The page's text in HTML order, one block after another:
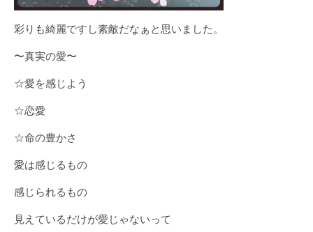
彩りも綺麗ですし素敵だなぁと思いました。
〜真実の愛〜
☆愛を感じよう
☆恋愛
☆命の豊かさ
愛は感じるもの
感じられるもの
見えているだけが愛じゃないって